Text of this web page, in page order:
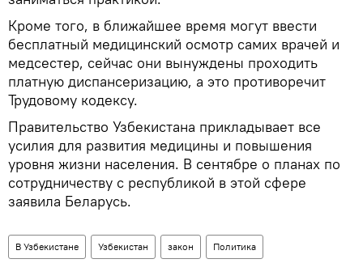
Кроме того, в ближайшее время могут ввести
бесплатный медицинский осмотр самих врачей и
медсестер, сейчас они вынуждены проходить
платную диспансеризацию, а это противоречит
Трудовому кодексу.
Правительство Узбекистана прикладывает все
усилия для развития медицины и повышения
уровня жизни населения. В сентябре о планах по
сотрудничеству с республикой в этой сфере
заявила Беларусь.
В Узбекистане Узбекистан закон Политика